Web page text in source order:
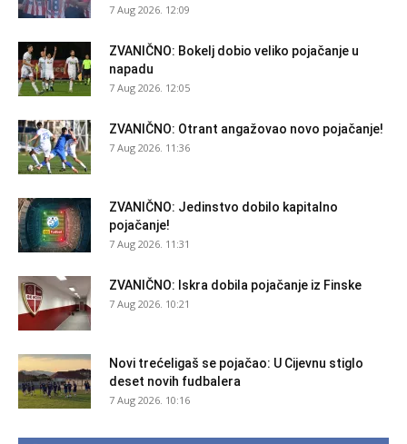
7 Aug 2026. 12:09
ZVANIČNO: Bokelj dobio veliko pojačanje u
napadu
7 Aug 2026. 12:05
ZVANIČNO: Otrant angažovao novo pojačanje!
7 Aug 2026. 11:36
ZVANIČNO: Jedinstvo dobilo kapitalno
pojačanje!
7 Aug 2026. 11:31
ZVANIČNO: Iskra dobila pojačanje iz Finske
7 Aug 2026. 10:21
Novi trećeligaš se pojačao: U Cijevnu stiglo
deset novih fudbalera
7 Aug 2026. 10:16